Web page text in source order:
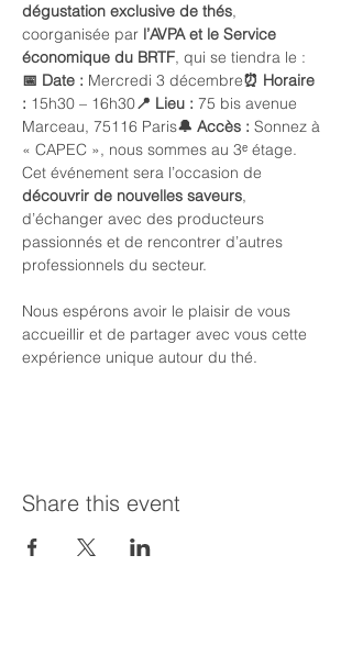
dégustation exclusive de thés,
coorganisée par l’AVPA et le Service
économique du BRTF, qui se tiendra le :
📅 Date : Mercredi 3 décembre⏰ Horaire
: 15h30 – 16h30📍 Lieu : 75 bis avenue
Marceau, 75116 Paris🔔 Accès : Sonnez à
« CAPEC », nous sommes au 3ᵉ étage.
Cet événement sera l’occasion de
découvrir de nouvelles saveurs,
d’échanger avec des producteurs
passionnés et de rencontrer d’autres
professionnels du secteur.
Nous espérons avoir le plaisir de vous
accueillir et de partager avec vous cette
expérience unique autour du thé.
Share this event